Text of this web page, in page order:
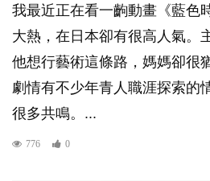
我最近正在看一齣動畫《藍色
大熱，在日本卻有很高人氣。
他想行藝術這條路，媽媽卻很
劇情有不少年青人職涯探索的
很多共鳴。...
776 0